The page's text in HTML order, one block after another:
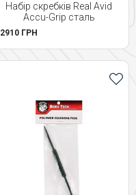
Набір скребків Real Avid
Accu-Grip сталь
2910 ГРН